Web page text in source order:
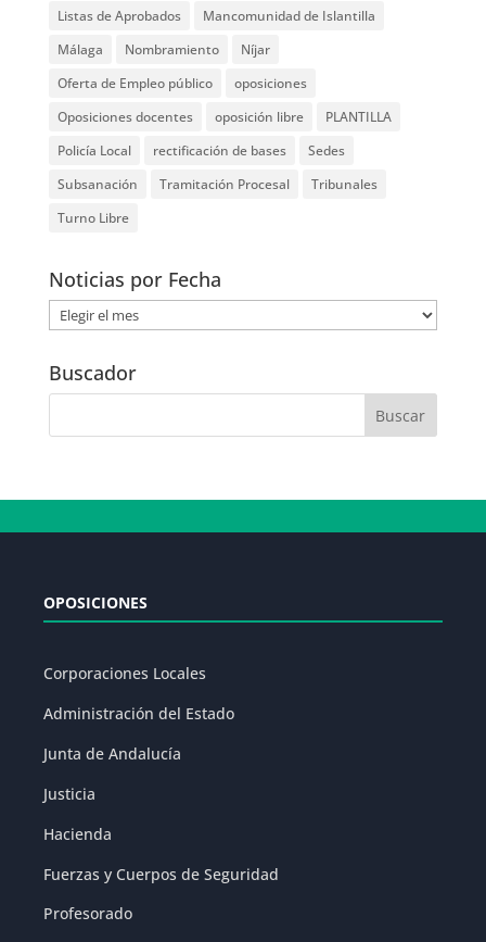
Listas de Aprobados
Mancomunidad de Islantilla
Málaga
Nombramiento
Níjar
Oferta de Empleo público
oposiciones
Oposiciones docentes
oposición libre
PLANTILLA
Policía Local
rectificación de bases
Sedes
Subsanación
Tramitación Procesal
Tribunales
Turno Libre
Noticias por Fecha
Noticias
por
Fecha
Buscador
OPOSICIONES
Corporaciones Locales
Administración del Estado
Junta de Andalucía
Justicia
Hacienda
Fuerzas y Cuerpos de Seguridad
Profesorado